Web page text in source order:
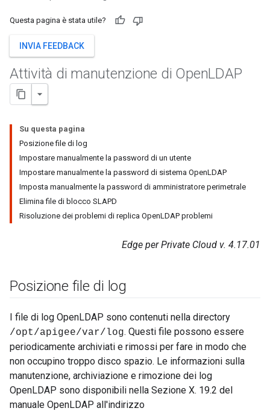
Questa pagina è stata utile?
INVIA FEEDBACK
Attività di manutenzione di OpenLDAP
Su questa pagina
Posizione file di log
Impostare manualmente la password di un utente
Impostare manualmente la password di sistema OpenLDAP
Imposta manualmente la password di amministratore perimetrale
Elimina file di blocco SLAPD
Risoluzione dei problemi di replica OpenLDAP problemi
Edge per Private Cloud v. 4.17.01
Posizione file di log
I file di log OpenLDAP sono contenuti nella directory
/opt/apigee/var/log. Questi file possono essere
periodicamente archiviati e rimossi per fare in modo che
non occupino troppo disco spazio. Le informazioni sulla
manutenzione, archiviazione e rimozione dei log
OpenLDAP sono disponibili nella Sezione X. 19.2 del
manuale OpenLDAP all'indirizzo